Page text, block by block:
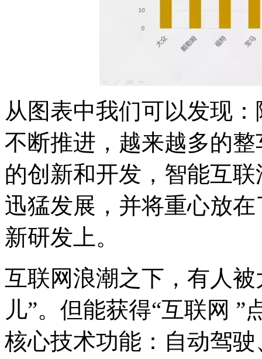
从图表中我们可以发现
不断推进，越来越多的
的创新和开发，智能互
迅猛发展，并将重心放
新研发上。
互联网浪潮之下，有人
儿”。但能获得“互联网 ”
核心技术功能：自动驾